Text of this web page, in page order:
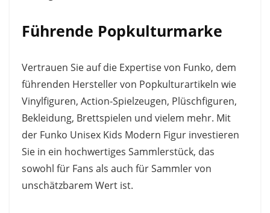
Führende Popkulturmarke
Vertrauen Sie auf die Expertise von Funko, dem
führenden Hersteller von Popkulturartikeln wie
Vinylfiguren, Action-Spielzeugen, Plüschfiguren,
Bekleidung, Brettspielen und vielem mehr. Mit
der Funko Unisex Kids Modern Figur investieren
Sie in ein hochwertiges Sammlerstück, das
sowohl für Fans als auch für Sammler von
unschätzbarem Wert ist.